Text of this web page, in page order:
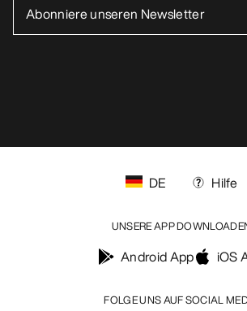
FOLGE UNS AUF SOCIAL
DE Hilfe
UNSERE APP
Android App iOS